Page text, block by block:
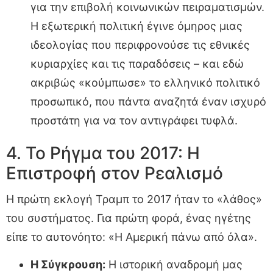
για την επιβολή κοινωνικών πειραματισμών.
Η εξωτερική πολιτική έγινε όμηρος μιας
ιδεολογίας που περιφρονούσε τις εθνικές
κυριαρχίες και τις παραδόσεις – και εδώ
ακριβώς «κούμπωσε» το ελληνικό πολιτικό
προσωπικό, που πάντα αναζητά έναν ισχυρό
προστάτη για να τον αντιγράφει τυφλά.
4. Το Ρήγμα του 2017: Η
Επιστροφή στον Ρεαλισμό
Η πρώτη εκλογή Τραμπ το 2017 ήταν το «λάθος»
του συστήματος. Για πρώτη φορά, ένας ηγέτης
είπε το αυτονόητο: «Η Αμερική πάνω από όλα».
Η Σύγκρουση: Η ιστορική αναδρομή μας